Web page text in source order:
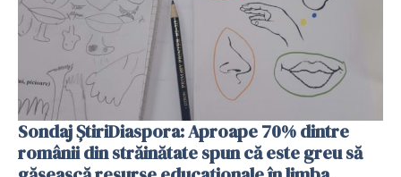
Sondaj ȘtiriDiaspora: Aproape 70% dintre
românii din străinătate spun că este greu să